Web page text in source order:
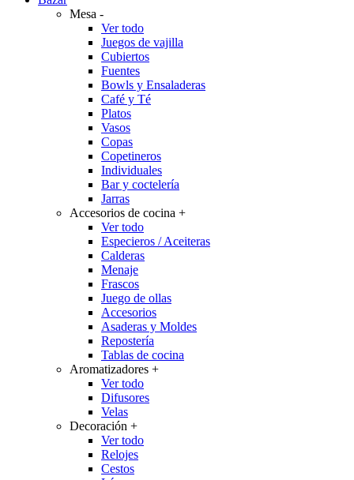
Mesa -
Ver todo
Juegos de vajilla
Cubiertos
Fuentes
Bowls y Ensaladeras
Café y Té
Platos
Vasos
Copas
Copetineros
Individuales
Bar y coctelería
Jarras
Accesorios de cocina +
Ver todo
Especieros / Aceiteras
Calderas
Menaje
Frascos
Juego de ollas
Accesorios
Asaderas y Moldes
Repostería
Tablas de cocina
Aromatizadores +
Ver todo
Difusores
Velas
Decoración +
Ver todo
Relojes
Cestos